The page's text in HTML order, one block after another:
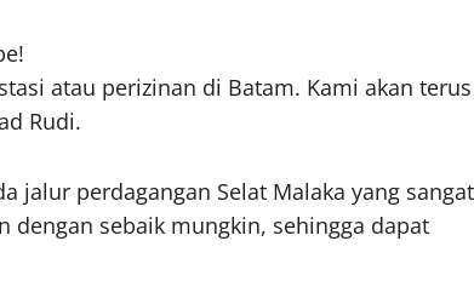
atau perizinan di Batam. Kami akan terus
Rudi.
jalur perdagangan Selat Malaka yang sangat
dengan sebaik mungkin, sehingga dapat